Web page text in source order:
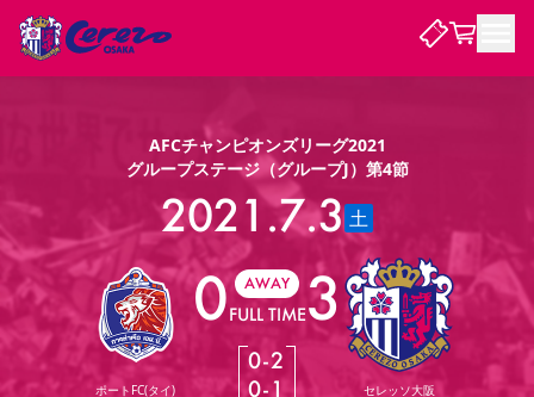
試合日程 / 結果 順位表
チームについて
選手・スタッフ スケジュール メディア情報 アクセス レディース
アカデミー ハナサカプレーヤー 歴代所属選手
チケット
チケット情報 販売スケジュール 価格・席種
購入方法
シーズンシート 法人シーズンシート 福祉サービス
団体チケット
特定興行入場券 譲渡サービス リセールサービス
クラブを知る
セレッソ大阪について
ファンクラブ
AFCチャンピオンズリーグ2021
グループステージ（グループJ）第4節
2021.7.3土
ポートFC(タイ)
0 AWAY
FULL TIME3
0-2
0-1
セレッソ大阪